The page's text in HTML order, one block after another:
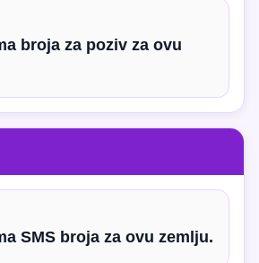
broja za poziv za ovu
SMS broja za ovu zemlju.